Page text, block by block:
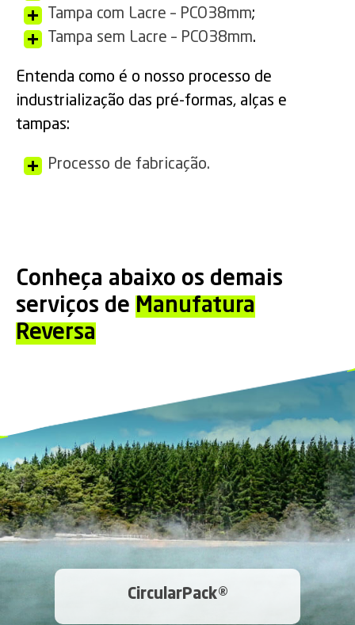
Tampa com Lacre – PCO38mm;
Tampa sem Lacre – PCO38mm.
Entenda como é o nosso processo de
industrialização das pré-formas, alças e
tampas:
Processo de fabricação.
Conheça abaixo os demais
serviços de Manufatura
Reversa
CircularPack®